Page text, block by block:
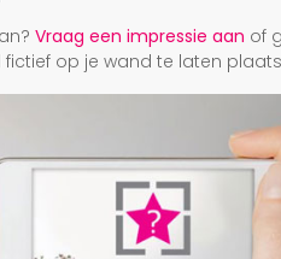
Vraag een impressie aan of
op je wand te laten